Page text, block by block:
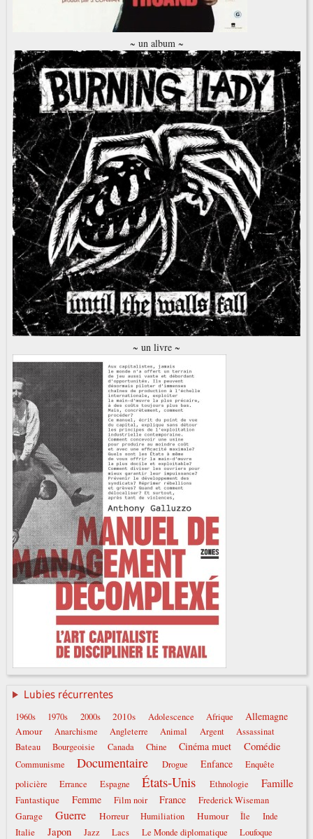
~ un album ~
~ un livre ~
Lubies récurrentes
1960s 1970s 2000s 2010s Adolescence Afrique Allemagne
Amour Anarchisme Angleterre Animal Argent
Assassinat
Bateau
Bourgeoisie Canada Chine Cinéma muet Comédie
Communisme Documentaire Drogue Enfance
Enquête
policière
Errance Espagne États-Unis Ethnologie Famille
Fantastique Femme Film noir France Frederick Wiseman
Garage Guerre Horreur Humiliation Humour Île Inde
Italie Japon Jazz Lacs Le Monde diplomatique
Loufoque